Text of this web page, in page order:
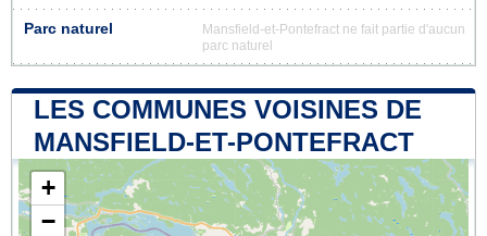
Parc naturel
Mansfield-et-Pontefract ne fait partie d'aucun
parc naturel
LES COMMUNES VOISINES DE
MANSFIELD-ET-PONTEFRACT
+
−